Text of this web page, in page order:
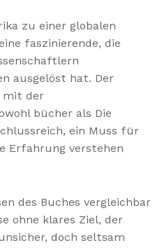
zu einer globalen
faszinierende, die
ausgelöst hat. Der
mit der
bücher als Die
ein Muss für
Erfahrung verstehen
des Buches vergleichbar
ohne klares Ziel, der
doch seltsam